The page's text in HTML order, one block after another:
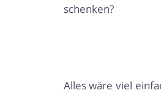
schenken?
Alles wäre viel